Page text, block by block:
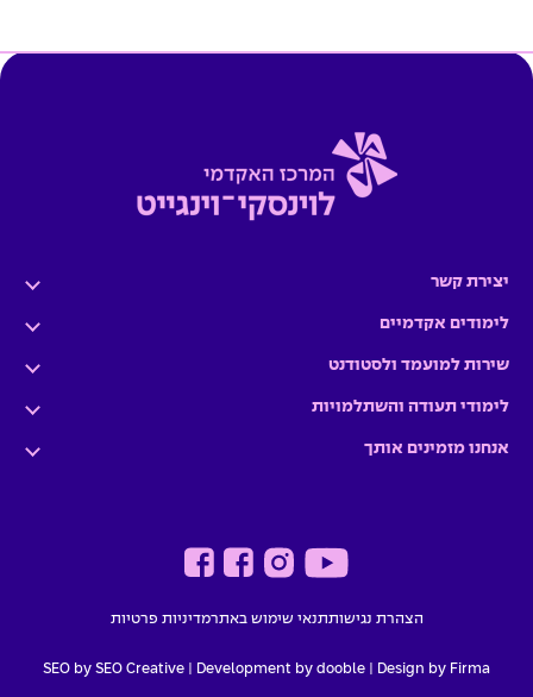
יצירת קשר
לימודים אקדמיים
שירות למועמד ולסטודנט
לימודי תעודה והשתלמויות
אנחנו מזמינים אותך
הצהרת נגישותתנאי שימוש באתרמדיניות פרטיות
Design by Firma |
Development by dooble
SEO by SEO Creative